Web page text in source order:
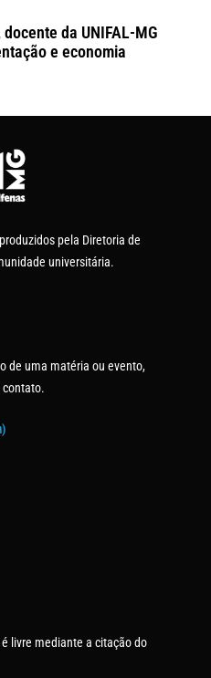
da UNIFAL-MG
e economia
pela Diretoria de
universitária.
de uma matéria ou evento,
contato.
livre mediante a citação do